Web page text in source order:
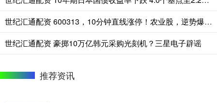
世纪汇通配资 600313，10分钟直线涨停！农业股，逆势爆发！
世纪汇通配资 豪掷10万亿韩元采购光刻机？三星电子辟谣
推荐资讯